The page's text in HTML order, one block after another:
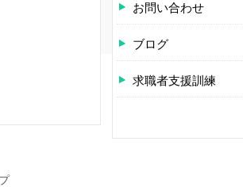
お問い合わせ
ブログ
求職者支援訓練